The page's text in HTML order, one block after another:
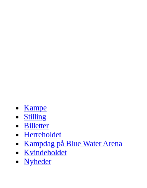
Kampe
Stilling
Billetter
Herreholdet
Kampdag på Blue Water Arena
Kvindeholdet
Nyheder